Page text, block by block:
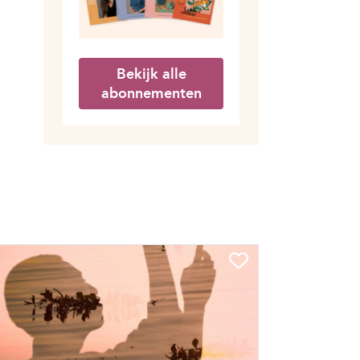
Bekijk alle
abonnementen